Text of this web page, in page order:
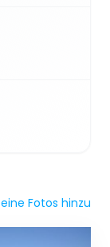
Fotos hinzu